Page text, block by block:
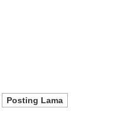
Posting Lama